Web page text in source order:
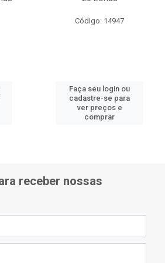
Código: 14947
Faça seu login ou
cadastre-se para
ver preços e
comprar
receber nossas